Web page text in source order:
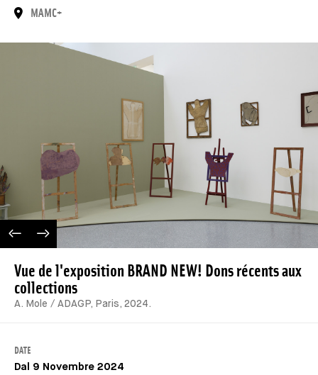
LUOGO
MAMC+
IMAGE PRÉCÉDENTEIMAGE SUIVANTE
Vue de l'exposition BRAND NEW! Dons récents aux
collections
A. Mole / ADAGP, Paris, 2024.
DATE
Dal 9 Novembre 2024